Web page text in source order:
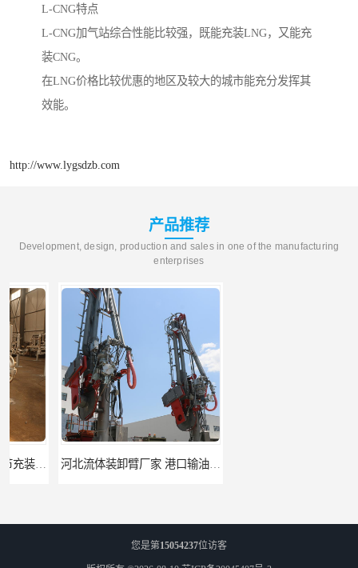
L-CNG特点
L-CNG加气站综合性能比较强，既能充装LNG，又能充
装CNG。
在LNG价格比较优惠的地区及较大的城市能充分发挥其
效能。
http://www.lygsdzb.com
产品推荐
Development, design, production and sales in one of the manufacturing
enterprises
河北流体装卸臂厂家 港口输油臂 节能环保
您是第15054237位访客